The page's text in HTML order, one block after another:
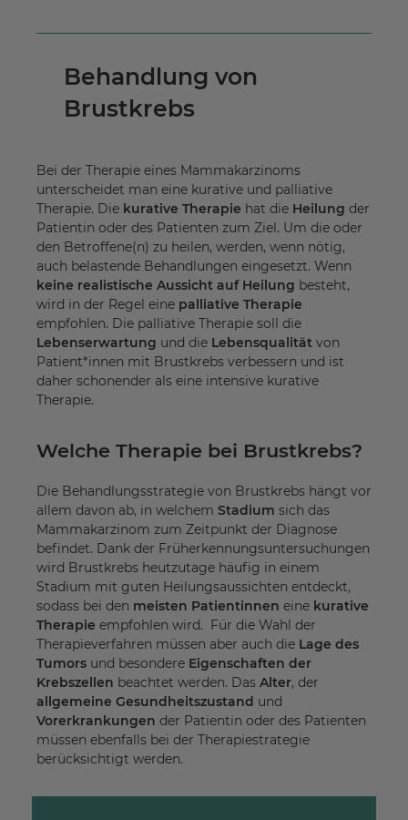
Behandlung von
Brustkrebs
Bei der Therapie eines Mammakarzinoms
unterscheidet man eine kurative und palliative
Therapie. Die kurative Therapie hat die Heilung der
Patientin oder des Patienten zum Ziel. Um die oder
den Betroffene(n) zu heilen, werden, wenn nötig,
auch belastende Behandlungen eingesetzt. Wenn
keine realistische Aussicht auf Heilung besteht,
wird in der Regel eine palliative Therapie
empfohlen. Die palliative Therapie soll die
Lebenserwartung und die Lebensqualität von
Patient*innen mit Brustkrebs verbessern und ist
daher schonender als eine intensive kurative
Therapie.
Welche Therapie bei Brustkrebs?
Die Behandlungsstrategie von Brustkrebs hängt vor
allem davon ab, in welchem Stadium sich das
Mammakarzinom zum Zeitpunkt der Diagnose
befindet. Dank der Früherkennungsuntersuchungen
wird Brustkrebs heutzutage häufig in einem
Stadium mit guten Heilungsaussichten entdeckt,
sodass bei den meisten Patientinnen eine kurative
Therapie empfohlen wird. Für die Wahl der
Therapieverfahren müssen aber auch die Lage des
Tumors und besondere Eigenschaften der
Krebszellen beachtet werden. Das Alter, der
allgemeine Gesundheitszustand und
Vorerkrankungen der Patientin oder des Patienten
müssen ebenfalls bei der Therapiestrategie
berücksichtigt werden.